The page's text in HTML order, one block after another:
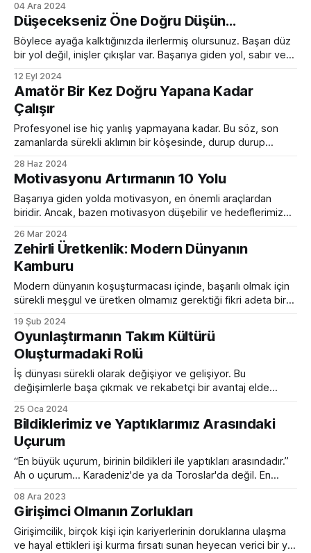
zamanlar olmuştur. Yeni bir iş, bir başarı hikayesi ya da uzun
zamandır beklediğimiz o büyülü dönüm noktası... Fakat o
sihri ararken, dikkat etmek gereken bir
04 Ara 2024
Düşecekseniz Öne Doğru Düşün...
Böylece ayağa kalktığınızda ilerlermiş olursunuz. Başarı düz
bir yol değil, inişler çıkışlar var. Başarıya giden yol, sabır ve
zorluklar, sizi yıldırmamalı. Her düşüş, aslında yeni bir
öğrenme fırsatıdır. Önemli olan, düştüğünüzde tekrar ayağa
kalkmak ve yolunuza devam etmektir. Bu sözlerle zaten
daha
12 Eyl 2024
Amatör Bir Kez Doğru Yapana Kadar
Çalışır
Profesyonel ise hiç yanlış yapmayana kadar. Bu söz, son
zamanlarda sürekli aklımın bir köşesinde, durup durup
konuya benim açımdan bakan bir yazı yazmaya karar
verdim. İkisi arasındaki fark daha çok sonuçlarda ve
davranışlarda gibi görünse de aslında zihinde yatıyor. İşte
28 Haz 2024
Motivasyonu Artırmanın 10 Yolu
Başarıya giden yolda motivasyon, en önemli araçlardan
biridir. Ancak, bazen motivasyon düşebilir ve hedeflerimize
artırmanın birçok etkili yolu vardır. İşte motivasyonunuzu
artırmanıza yardımcı olacak 10 güçlü strateji: 1.
Derinlemesine Hedef Analizi: Motive olmak için net
hedeflere ihtiyacınız vardır. Hedeflerinizi belirlerken, onları
neyin harekete geçirdiğini
26 Mar 2024
Zehirli Üretkenlik: Modern Dünyanın
Kamburu
Modern dünyanın koşuşturmacası içinde, başarılı olmak için
sürekli meşgul ve üretken olmamız gerektiği fikri adeta bir
sınırları aşarak "zehirli üretkenlik" adı verilen bir duruma
dönüşebiliyor. Bu makalede, zehirli üretkenliğin ne olduğunu,
belirtilerini ve nedenlerini inceleyecek, bu döngüden
kurtulmak için uygulayabileceğimiz
19 Şub 2024
Oyunlaştırmanın Takım Kültürü
Oluşturmadaki Rolü
İş dünyası sürekli olarak değişiyor ve gelişiyor. Bu
değişimlerle başa çıkmak ve rekabetçi bir avantaj elde
Bunlardan biri de oyunlaştırma olarak adlandırılan bir
yaklaşımdır. Oyunlaştırma, iş dünyasında daha fazla bağlılık,
işbirliği ve verimlilik sağlama potansiyeli taşırken, aynı
zamanda takım kültürü oluşturmanın güçlü bir aracı
25 Oca 2024
Bildiklerimiz ve Yaptıklarımız Arasındaki
Uçurum
“En büyük uçurum, birinin bildikleri ile yaptıkları arasındadır.”
Ah o uçurum… Karadeniz'de ya da Toroslar'da değil. En
arasındaki uçurum. Hepimizin harika fikirleri var. Harika
planlarımız. Harika cümlelerimiz. Ama tek bir sorun var:
Harika bir şey yapmıyoruz.
08 Ara 2023
Girişimci Olmanın Zorlukları
Girişimcilik, birçok kişi için kariyerlerinin doruklarına ulaşma
ve hayal ettikleri işi kurma fırsatı sunan heyecan verici bir yol